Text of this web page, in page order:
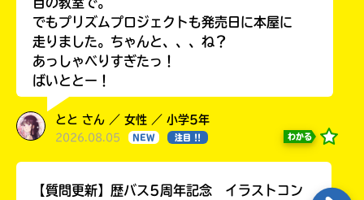
目の教室で。
でもプリズムプロジェクトも発売日に本屋に
走りました。ちゃんと、、、ね？
あっしゃべりすぎたっ！
ばいととー！
とと さん ／ 女性 ／ 小学5年
2026.08.05 NEW 注目 !! わかる
【質問更新】歴バス5周年記念 イラストコン